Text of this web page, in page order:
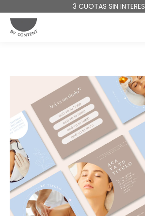
3 CUOTAS SIN INTERES